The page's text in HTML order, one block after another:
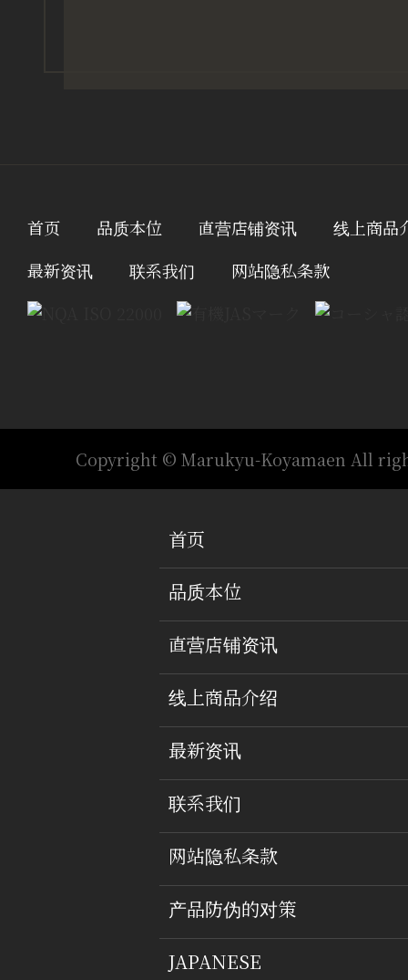
首页 品质本位 直营店铺资讯
线上商品
最新资讯
联系我们 网站隐私条款
Copyright © Marukyu-Koyamaen All
首页
品质本位
直营店铺资讯
线上商品介绍
最新资讯
联系我们
网站隐私条款
产品防伪的对策
JAPANESE